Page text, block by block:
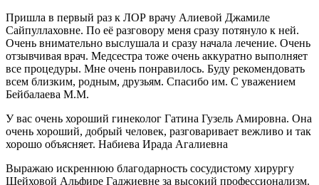
Пришла в первый раз к ЛОР врачу Алиевой Джамиле
Сайпуллаховне. По её разговору меня сразу потянуло к ней.
Очень внимательно выслушала и сразу начала лечение. Очень
отзывчивая врач. Медсестра тоже очень аккуратно выполняет
все процедуры. Мне очень понравилось. Буду рекомендовать
всем близким, родным, друзьям. Спасибо им. С уважением
Бейбалаева М.М.
У вас очень хороший гинеколог Гатина Гузель Амировна. Она
очень хороший, добрый человек, разговаривает вежливо и так
хорошо объясняет. Набиева Ирада Агалиевна
Выражаю искреннюю благодарность сосудистому хирургу
Шейховой Альфире Гаджиевне за высокий профессионализм.